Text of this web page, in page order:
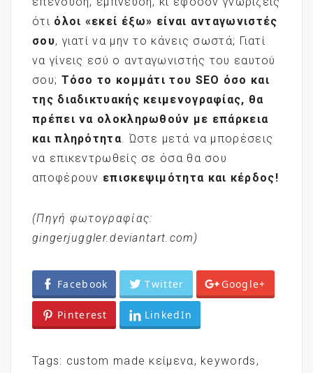
ότι όλοι «εκεί έξω» είναι ανταγωνιστές
σου, γιατί να μην το κάνεις σωστά; Γιατί
να γίνεις εσύ ο ανταγωνιστής του εαυτού
σου; Τόσο το κομμάτι του SEO όσο και
της διαδικτυακής κειμενογραφίας, θα
πρέπει να ολοκληρωθούν με επάρκεια
και πληρότητα . Ώστε μετά να μπορέσεις
να επικεντρωθείς σε όσα θα σου
αποφέρουν επισκεψιμότητα και κέρδος!
(Πηγή φωτογραφίας:
gingerjuggler.deviantart.com)
Facebook Twitter Google+
Pinterest LinkedIn
Tags: custom made κείμενα, keywords ,